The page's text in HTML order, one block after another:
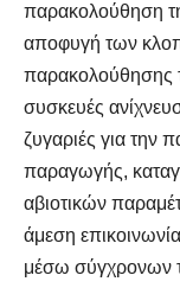
παρακολούθηση
αποφυγή των
παρακολούθησης
συσκευές
ζυγαριές για την
παραγωγής,
αβιοτικών
άμεση
μέσω σύγχρονων